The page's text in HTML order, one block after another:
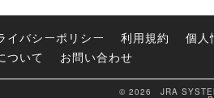
イバシーポリシー 利用規約
個人
ついて お問い合わせ
© 2026 JRA